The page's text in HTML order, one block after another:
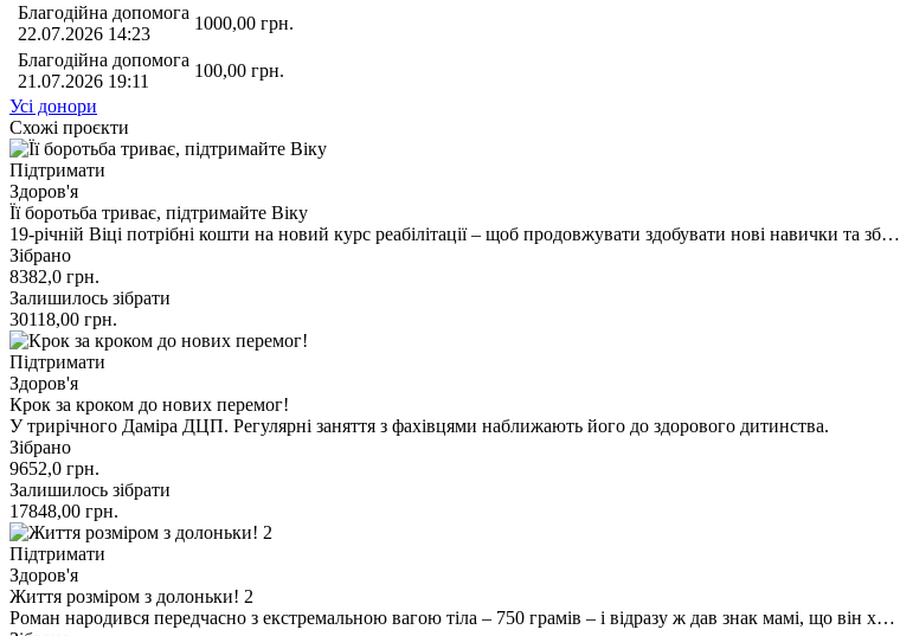
Благодійна допомога
22.07.2026 14:23
1000,00 грн.
Благодійна допомога
21.07.2026 19:11
100,00 грн.
Усі донори
Схожі проєкти
Підтримати
Здоров'я
Її боротьба триває, підтримайте Віку
19-річній Віці потрібні кошти на новий курс реабілітації – щоб продовжувати здобувати нові навички та зб…
Зібрано
8382,0 грн.
Залишилось зібрати
30118,00 грн.
Підтримати
Здоров'я
Крок за кроком до нових перемог!
У трирічного Даміра ДЦП. Регулярні заняття з фахівцями наближають його до здорового дитинства.
Зібрано
9652,0 грн.
Залишилось зібрати
17848,00 грн.
Підтримати
Здоров'я
Життя розміром з долоньки! 2
Роман народився передчасно з екстремальною вагою тіла – 750 грамів – і відразу ж дав знак мамі, що він х…